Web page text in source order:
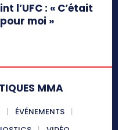
l’UFC : « C’était
moi »
MMA
ÉVÉNEMENTS